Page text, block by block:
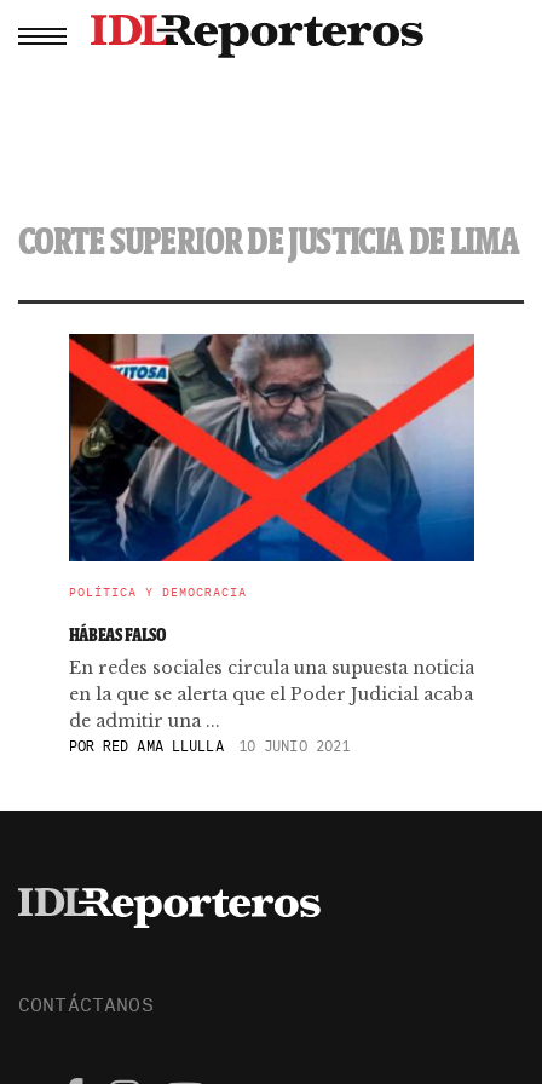
CORTE SUPERIOR DE JUSTICIA DE LIMA
POLÍTICA Y DEMOCRACIA
HÁBEAS FALSO
En redes sociales circula una supuesta noticia
en la que se alerta que el Poder Judicial acaba
de admitir una ...
PORRED AMA LLULLA 10 JUNIO 2021
CONTÁCTANOS